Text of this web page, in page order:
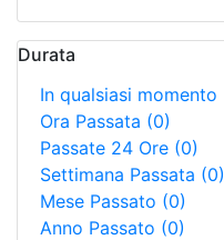
Durata
In qualsiasi momento
Ora Passata (0)
Passate 24 Ore (0)
Settimana Passata (0)
Mese Passato (0)
Anno Passato (0)